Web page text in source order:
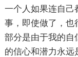
一个人如果连自己
事，即使做了，也
部分是由于我的自
的信心和潜力永远